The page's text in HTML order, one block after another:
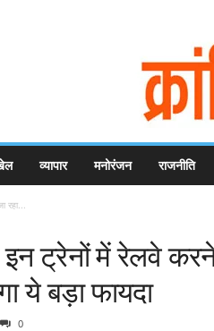
व्यापार मनोरंजन राजनीति
रहा...
ट्रेनों में रेलवे
ये बड़ा फायदा
0